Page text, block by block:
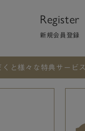
Register
新規会員登録
と 様々な特典サービ